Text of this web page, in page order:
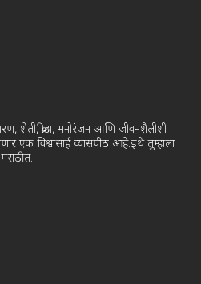
शेती, क्रीडा, मनोरंजन आणि जीवनशैलीशी
एक विश्वासार्ह व्यासपीठ आहे.इथे तुम्हाला